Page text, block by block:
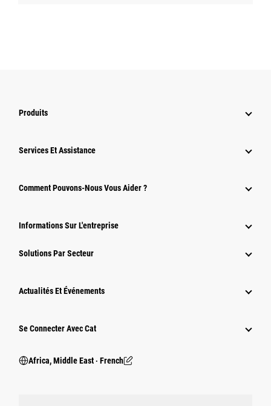
Produits
Services Et Assistance
Comment Pouvons-Nous Vous Aider ?
Informations Sur L'entreprise
Solutions Par Secteur
Actualités Et Événements
Se Connecter Avec Cat
Africa, Middle East ‧ French